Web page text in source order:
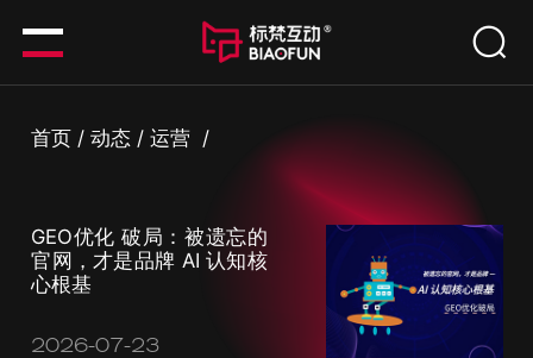
首页 /动态 /运营 /
GEO优化 破局：被遗忘的
官网，才是品牌 AI 认知核
心根基
2026-07-23